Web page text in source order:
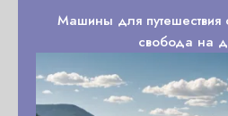
Машины для путешествия
свобода на